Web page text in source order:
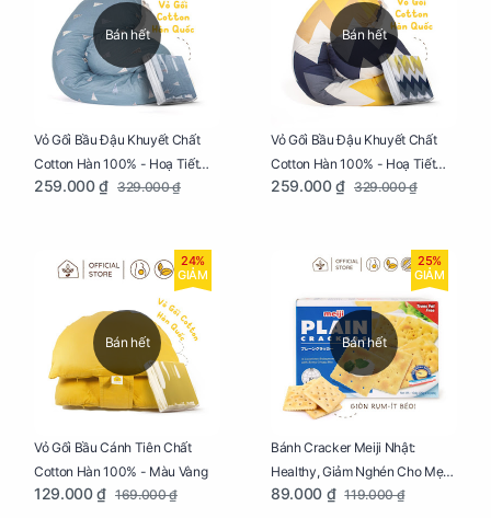
Bán hết
Vỏ Gối Bầu Đậu Khuyết Chất
Cotton Hàn 100% - Hoạ Tiết
Thông Lạnh
259.000 ₫ 329.000 ₫
Bán hết
Vỏ Gối Bầu Đậu Khuyết Chất
Cotton Hàn 100% - Hoạ Tiết
Ziczac
259.000 ₫ 329.000 ₫
Bán hết
24%
GIẢM
Vỏ Gối Bầu Cánh Tiên Chất
Cotton Hàn 100% - Màu Vàng
129.000 ₫ 169.000 ₫
Bán hết
25%
GIẢM
Bánh Cracker Meiji Nhật:
Healthy, Giảm Nghén Cho Mẹ
Bầu Hộp 104g
89.000 ₫ 119.000 ₫